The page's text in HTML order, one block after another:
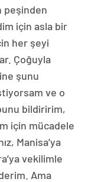
peşinden
için asla bir
her şeyi
Çoğuyla
şunu
ve o
bildiririm,
için mücadele
Manisa’ya
vekilimle
Ama